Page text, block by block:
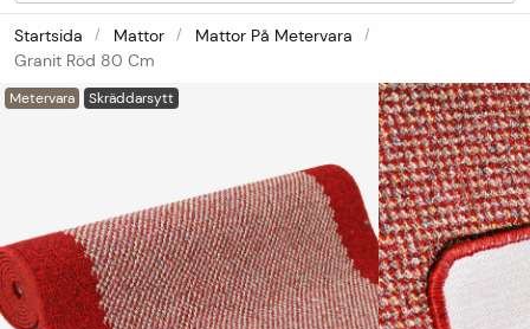
Startsida Mattor
Mattor På Metervara
Granit Röd 80 Cm
Metervara Skräddarsytt